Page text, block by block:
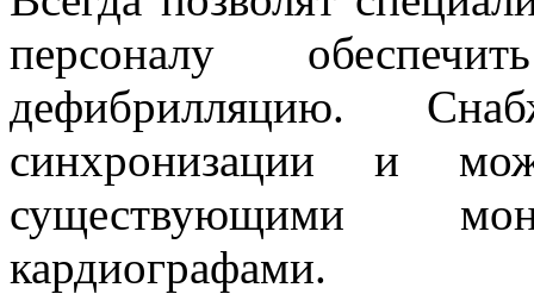
персоналу
дефибрилляцию.
синхронизации и
существующими
кардиографами.